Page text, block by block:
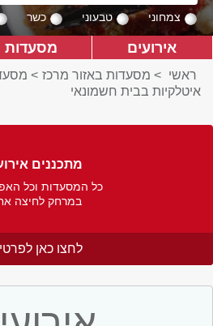
צמחוני טבעוני כשר
אירועים מסעדות
ראשי > מסעדות באזור מרכז >
איטלקיות בבית חשמונאי
מתכננים
כל המסעדות וכל
במרחק לחיצה
לחצו כאן